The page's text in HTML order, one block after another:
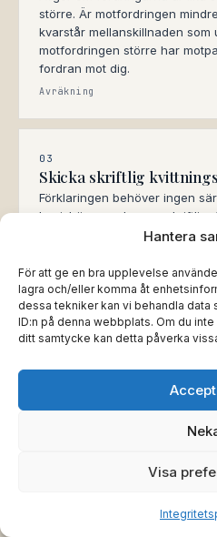
Hantera
För att ge en bra upplevelse
lagra och/eller komma åt
dessa tekniker kan vi behandla
ID:n på denna webbplats. Om du
ditt samtycke kan detta påverka
Visa
större. Är motfordringen
kvarstår mellanskillnaden som
motfordringen större har
fordran mot dig.
Avräkning
03
Skicka skriftlig
Förklaringen behöver ingen
bevishänseende vara skriftlig.
fordringar som kvittas,
post räcker, men
Viljeförklaring
Var motfordringen mindre,
kräv motparten på överskottet
invändning i en eventuell